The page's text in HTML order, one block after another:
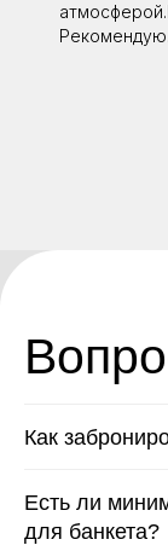
Рекомендую.
Как
Есть ли
для банкета?